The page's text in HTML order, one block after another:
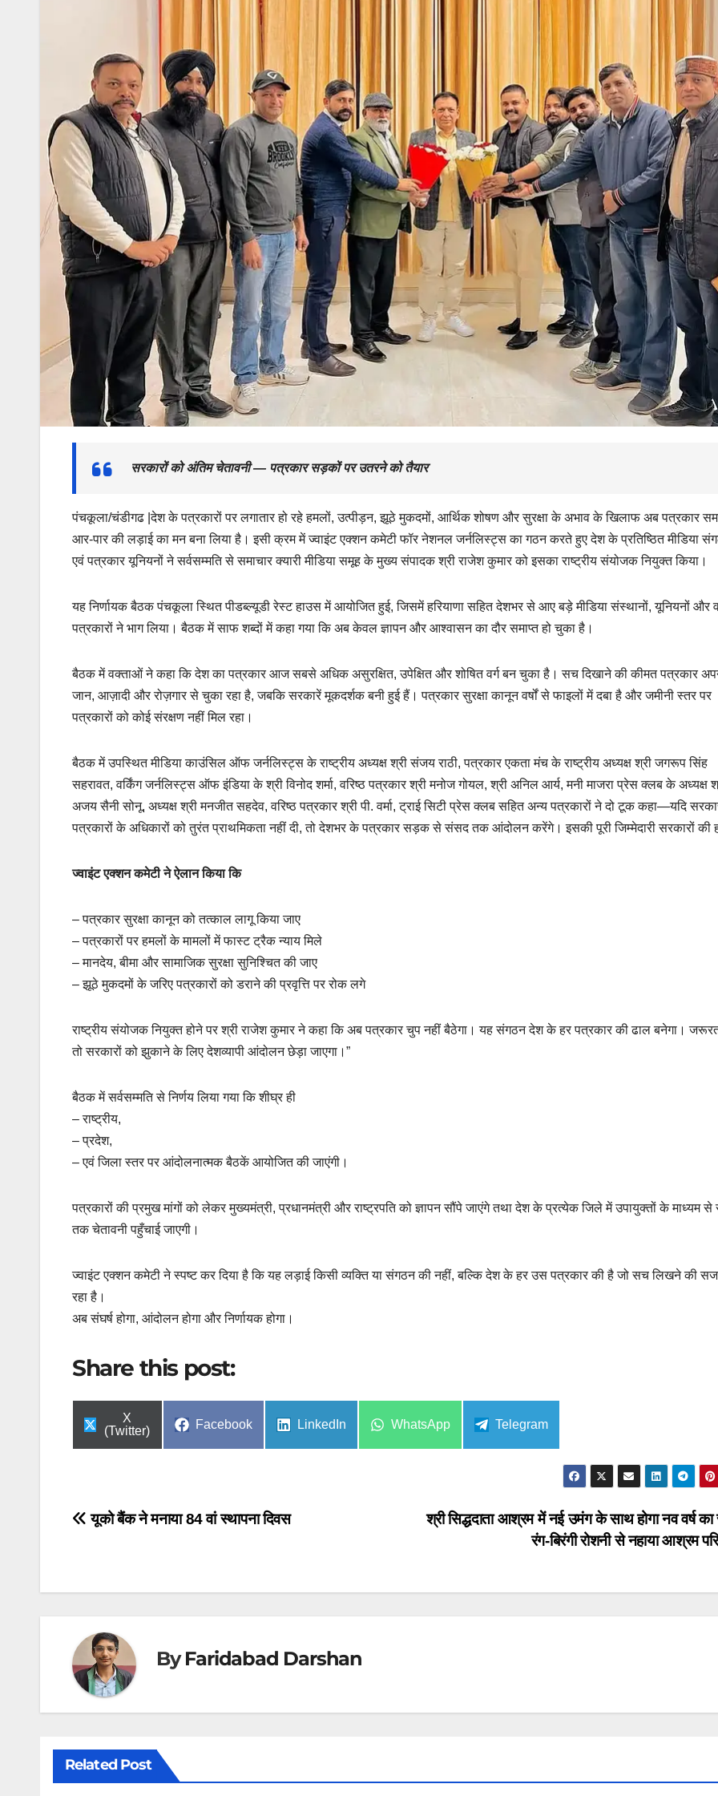
सरकारों को अंतिम चेतावनी — पत्रकार सड़कों पर उतरने को तैयार
पंचकूला/चंडीगढ |देश के पत्रकारों पर लगातार हो रहे हमलों, उत्पीड़न, झूठे मुकदमों, आर्थिक शोषण और सुरक्षा के अभाव के खिलाफ अब पत्रकार
आर-पार की लड़ाई का मन बना लिया है। इसी क्रम में ज्वाइंट एक्शन कमेटी फॉर नेशनल जर्नलिस्ट्स का गठन करते हुए देश के प्रतिष्ठित मीडिया
एवं पत्रकार यूनियनों ने सर्वसम्मति से समाचार क्यारी मीडिया समूह के मुख्य संपादक श्री राजेश कुमार को इसका राष्ट्रीय संयोजक नियुक्त किया।
यह निर्णायक बैठक पंचकूला स्थित पीडब्ल्यूडी रेस्ट हाउस में आयोजित हुई, जिसमें हरियाणा सहित देशभर से आए बड़े मीडिया संस्थानों, यूनियनों और
पत्रकारों ने भाग लिया। बैठक में साफ शब्दों में कहा गया कि अब केवल ज्ञापन और आश्वासन का दौर समाप्त हो चुका है।
बैठक में वक्ताओं ने कहा कि देश का पत्रकार आज सबसे अधिक असुरक्षित, उपेक्षित और शोषित वर्ग बन चुका है। सच दिखाने की कीमत पत्रकार
जान, आज़ादी और रोज़गार से चुका रहा है, जबकि सरकारें मूकदर्शक बनी हुई हैं। पत्रकार सुरक्षा कानून वर्षों से फाइलों में दबा है और जमीनी स्तर पर
पत्रकारों को कोई संरक्षण नहीं मिल रहा।
बैठक में उपस्थित मीडिया काउंसिल ऑफ जर्नलिस्ट्स के राष्ट्रीय अध्यक्ष श्री संजय राठी, पत्रकार एकता मंच के राष्ट्रीय अध्यक्ष श्री जगरूप सिंह
सहरावत, वर्किंग जर्नलिस्ट्स ऑफ इंडिया के श्री विनोद शर्मा, वरिष्ठ पत्रकार श्री मनोज गोयल, श्री अनिल आर्य, मनी माजरा प्रेस क्लब के अध्यक्ष
अजय सैनी सोनू, अध्यक्ष श्री मनजीत सहदेव, वरिष्ठ पत्रकार श्री पी. वर्मा, ट्राई सिटी प्रेस क्लब सहित अन्य पत्रकारों ने दो टूक कहा—यदि
पत्रकारों के अधिकारों को तुरंत प्राथमिकता नहीं दी, तो देशभर के पत्रकार सड़क से संसद तक आंदोलन करेंगे। इसकी पूरी जिम्मेदारी सरकारों की
ज्वाइंट एक्शन कमेटी ने ऐलान किया कि
– पत्रकार सुरक्षा कानून को तत्काल लागू किया जाए
– पत्रकारों पर हमलों के मामलों में फास्ट ट्रैक न्याय मिले
– मानदेय, बीमा और सामाजिक सुरक्षा सुनिश्चित की जाए
– झूठे मुकदमों के जरिए पत्रकारों को डराने की प्रवृत्ति पर रोक लगे
राष्ट्रीय संयोजक नियुक्त होने पर श्री राजेश कुमार ने कहा कि अब पत्रकार चुप नहीं बैठेगा। यह संगठन देश के हर पत्रकार की ढाल बनेगा।
तो सरकारों को झुकाने के लिए देशव्यापी आंदोलन छेड़ा जाएगा।”
बैठक में सर्वसम्मति से निर्णय लिया गया कि शीघ्र ही
– राष्ट्रीय,
– प्रदेश,
– एवं जिला स्तर पर आंदोलनात्मक बैठकें आयोजित की जाएंगी।
पत्रकारों की प्रमुख मांगों को लेकर मुख्यमंत्री, प्रधानमंत्री और राष्ट्रपति को ज्ञापन सौंपे जाएंगे तथा देश के प्रत्येक जिले में उपायुक्तों के माध्यम से
तक चेतावनी पहुँचाई जाएगी।
ज्वाइंट एक्शन कमेटी ने स्पष्ट कर दिया है कि यह लड़ाई किसी व्यक्ति या संगठन की नहीं, बल्कि देश के हर उस पत्रकार की है जो सच लिखने की
रहा है।
अब संघर्ष होगा, आंदोलन होगा और निर्णायक होगा।
Share this post:
Share
on
X
(Twitter)
Share
Facebook
Share
LinkedIn
Share
WhatsApp
Share
Telegram
Post
श्री सिद्धदाता आश्रम में नई उमंग के साथ होगा नव वर्ष का
रंग-बिरंगी रोशनी से नहाया आश्रम
यूको बैंक ने मनाया 84 वां स्थापना दिवस
ByFaridabad Darshan
Related Post